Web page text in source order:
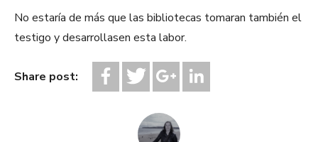
No estaría de más que las bibliotecas tomaran también el
testigo y desarrollasen esta labor.
Share post: